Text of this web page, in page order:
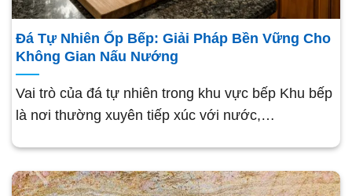
Đá Tự Nhiên Ốp Bếp: Giải Pháp Bền Vững Cho
Không Gian Nấu Nướng
Vai trò của đá tự nhiên trong khu vực bếp Khu bếp
là nơi thường xuyên tiếp xúc với nước,…